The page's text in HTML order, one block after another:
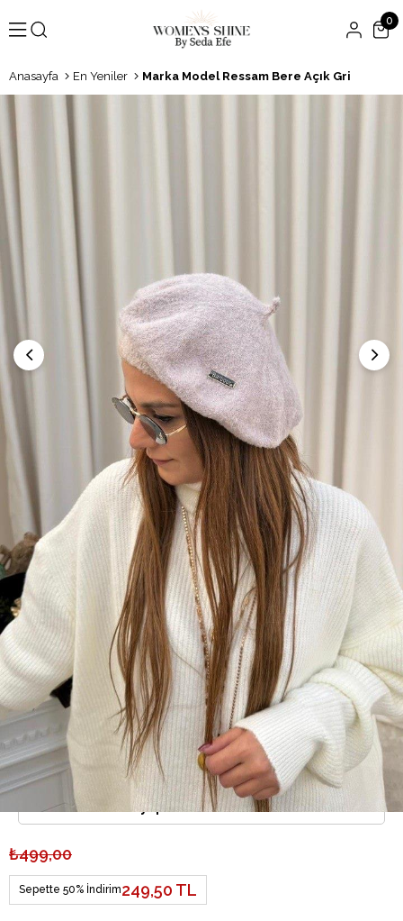
0
Anasayfa En Yeniler Marka Model Ressam Bere Açık Gri
Marka Model Ressam Bere Açık Gri
Stok Kodu (bere-498)
İndirimli ürünlerimizde değişimve iade
yapılamamaktadır.
₺499,00
Sepette 50% İndirim249,50 TL